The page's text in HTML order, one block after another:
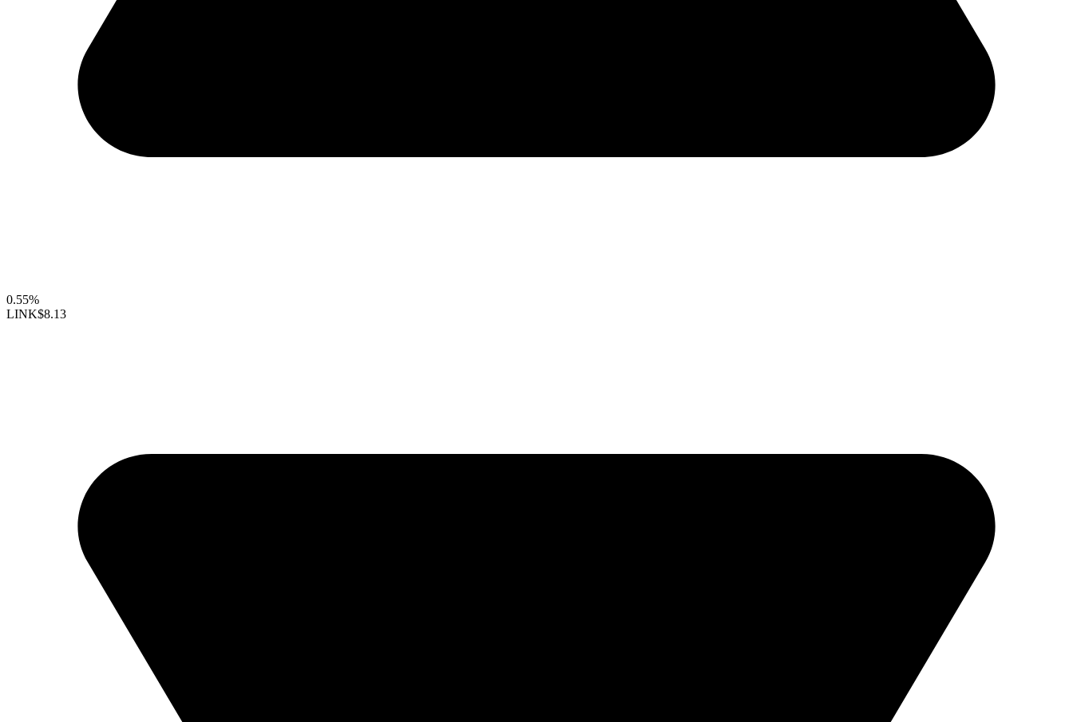
0.55%
LINK$8.13